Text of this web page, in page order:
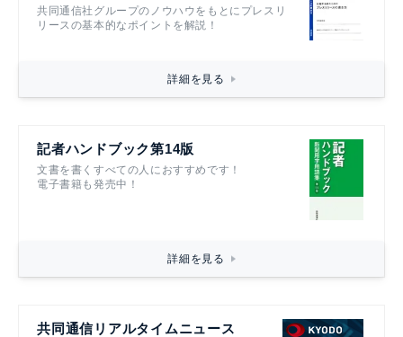
共同通信社グループのノウハウをもとにプレスリ
リースの基本的なポイントを解説！
詳細を見る
記者ハンドブック第14版
文書を書くすべての人におすすめです！
電子書籍も発売中！
詳細を見る
共同通信リアルタイムニュース